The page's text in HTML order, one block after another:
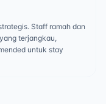
Staff ramah dan
terjangkau,
untuk stay